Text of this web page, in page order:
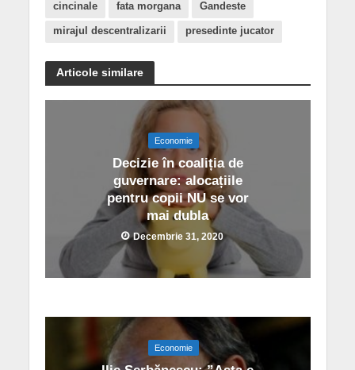
cincinale fata morgana Gandeste
mirajul descentralizarii presedinte jucator
Articole similare
Economie
Decizie în coaliția de
guvernare: alocațiile
pentru copii NU se vor
mai dubla
Decembrie 31, 2020
Economie